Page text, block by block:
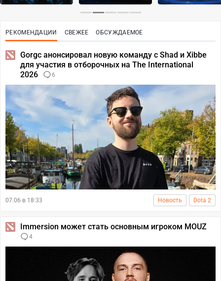
РЕКОМЕНДАЦИИ СВЕЖЕЕ ОБСУЖДАЕМОЕ
Gorgc анонсировал новую команду с Shad и Xibbe
для участия в отборочных на The International
2026
6
07.06 в 18:33 Новость Dota 2
Immersion может стать основным игроком MOUZ
4